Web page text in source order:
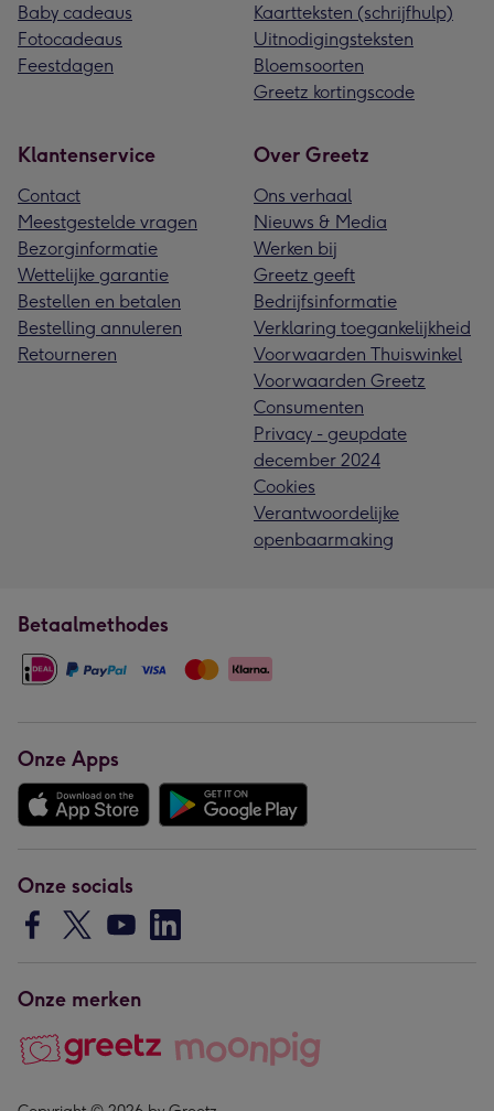
Baby cadeaus
Fotocadeaus
Feestdagen
Kaartteksten (schrijfhulp)
Uitnodigingsteksten
Bloemsoorten
Greetz kortingscode
Klantenservice
Contact
Meestgestelde vragen
Bezorginformatie
Wettelijke garantie
Bestellen en betalen
Bestelling annuleren
Retourneren
Over Greetz
Ons verhaal
Nieuws & Media
Werken bij
Greetz geeft
Bedrijfsinformatie
Verklaring toegankelijkheid
Voorwaarden Thuiswinkel
Voorwaarden Greetz
Consumenten
Privacy - geupdate
december 2024
Cookies
Verantwoordelijke
openbaarmaking
Betaalmethodes
Onze Apps
Onze socials
Onze merken